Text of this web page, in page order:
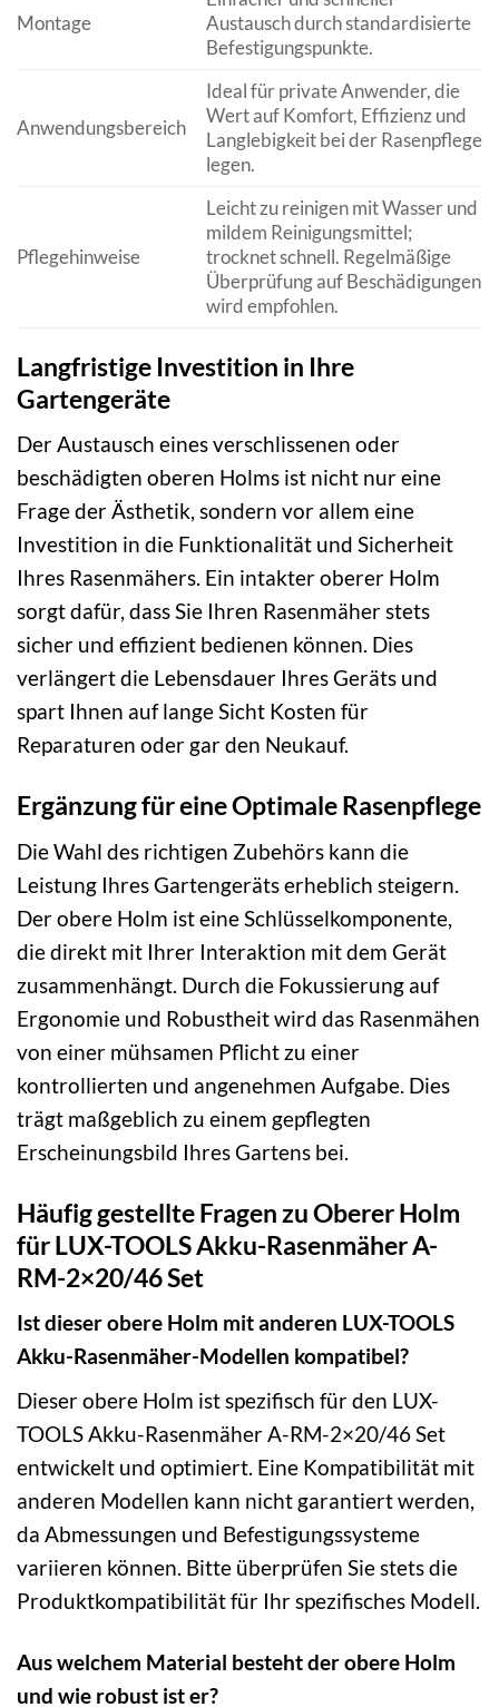
Montage
Austausch durch standardisierte
Befestigungspunkte.
Anwendungsbereich
Ideal für private Anwender, die
Wert auf Komfort, Effizienz und
Langlebigkeit bei der Rasenpflege
legen.
Pflegehinweise
Leicht zu reinigen mit Wasser und
mildem Reinigungsmittel;
trocknet schnell. Regelmäßige
Überprüfung auf Beschädigungen
wird empfohlen.
Langfristige Investition in Ihre
Gartengeräte
Der Austausch eines verschlissenen oder
beschädigten oberen Holms ist nicht nur eine
Frage der Ästhetik, sondern vor allem eine
Investition in die Funktionalität und Sicherheit
Ihres Rasenmähers. Ein intakter oberer Holm
sorgt dafür, dass Sie Ihren Rasenmäher stets
sicher und effizient bedienen können. Dies
verlängert die Lebensdauer Ihres Geräts und
spart Ihnen auf lange Sicht Kosten für
Reparaturen oder gar den Neukauf.
Ergänzung für eine Optimale Rasenpflege
Die Wahl des richtigen Zubehörs kann die
Leistung Ihres Gartengeräts erheblich steigern.
Der obere Holm ist eine Schlüsselkomponente,
die direkt mit Ihrer Interaktion mit dem Gerät
zusammenhängt. Durch die Fokussierung auf
Ergonomie und Robustheit wird das Rasenmähen
von einer mühsamen Pflicht zu einer
kontrollierten und angenehmen Aufgabe. Dies
trägt maßgeblich zu einem gepflegten
Erscheinungsbild Ihres Gartens bei.
Häufig gestellte Fragen zu Oberer Holm
für LUX-TOOLS Akku-Rasenmäher A-
RM-2×20/46 Set
Ist dieser obere Holm mit anderen LUX-TOOLS
Akku-Rasenmäher-Modellen kompatibel?
Dieser obere Holm ist spezifisch für den LUX-
TOOLS Akku-Rasenmäher A-RM-2×20/46 Set
entwickelt und optimiert. Eine Kompatibilität mit
anderen Modellen kann nicht garantiert werden,
da Abmessungen und Befestigungssysteme
variieren können. Bitte überprüfen Sie stets die
Produktkompatibilität für Ihr spezifisches Modell.
Aus welchem Material besteht der obere Holm
und wie robust ist er?